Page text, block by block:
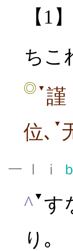
【1】
ちこ
◎ ▼謹
位､
▼
一 Ⅰ ⅰ ｂ
^ ▼ す
り｡